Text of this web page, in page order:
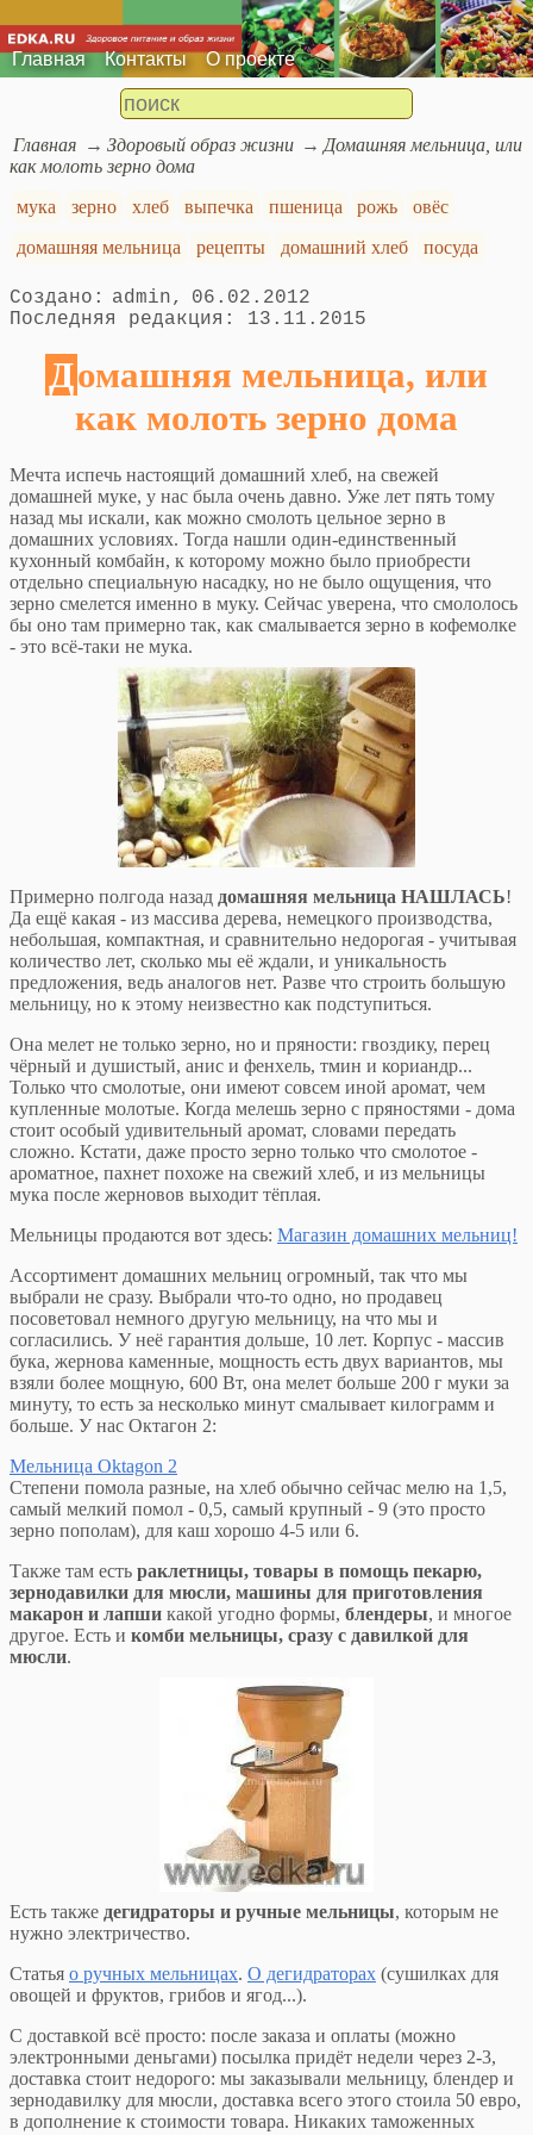
Главная Контакты О проекте
Главная Здоровый образ жизни
Домашняя мельница, или
как молоть зерно дома
мука
зерно хлеб выпечка пшеница рожь
овёс
домашняя мельница
рецепты домашний хлеб посуда
admin
06.02.2012
13.11.2015
Домашняя мельница, или
как молоть зерно дома
Мечта испечь настоящий домашний хлеб, на свежей
домашней муке, у нас была очень давно. Уже лет пять тому
назад мы искали, как можно смолоть цельное зерно в
домашних условиях. Тогда нашли один-единственный
кухонный комбайн, к которому можно было приобрести
отдельно специальную насадку, но не было ощущения, что
зерно смелется именно в муку. Сейчас уверена, что смололось
бы оно там примерно так, как смалывается зерно в кофемолке
- это всё-таки не мука.
Примерно полгода назад домашняя мельница НАШЛАСЬ!
Да ещё какая - из массива дерева, немецкого производства,
небольшая, компактная, и сравнительно недорогая - учитывая
количество лет, сколько мы её ждали, и уникальность
предложения, ведь аналогов нет. Разве что строить большую
мельницу, но к этому неизвестно как подступиться.
Она мелет не только зерно, но и пряности: гвоздику, перец
чёрный и душистый, анис и фенхель, тмин и кориандр...
Только что смолотые, они имеют совсем иной аромат, чем
купленные молотые. Когда мелешь зерно с пряностями - дома
стоит особый удивительный аромат, словами передать
сложно. Кстати, даже просто зерно только что смолотое -
ароматное, пахнет похоже на свежий хлеб, и из мельницы
мука после жерновов выходит тёплая.
Мельницы продаются вот здесь: Магазин домашних мельниц!
Ассортимент домашних мельниц огромный, так что мы
выбрали не сразу. Выбрали что-то одно, но продавец
посоветовал немного другую мельницу, на что мы и
согласились. У неё гарантия дольше, 10 лет. Корпус - массив
бука, жернова каменные, мощность есть двух вариантов, мы
взяли более мощную, 600 Вт, она мелет больше 200 г муки за
минуту, то есть за несколько минут смалывает килограмм и
больше. У нас Октагон 2:
Мельница Oktagon 2
Степени помола разные, на хлеб обычно сейчас мелю на 1,5,
самый мелкий помол - 0,5, самый крупный - 9 (это просто
зерно пополам), для каш хорошо 4-5 или 6.
Также там есть раклетницы, товары в помощь пекарю,
зернодавилки для мюсли, машины для приготовления
макарон и лапши какой угодно формы, блендеры, и многое
другое. Есть и комби мельницы, сразу с давилкой для
мюсли.
Есть также дегидраторы и ручные мельницы, которым не
нужно электричество.
Статья о ручных мельницах. О дегидраторах (сушилках для
овощей и фруктов, грибов и ягод...).
С доставкой всё просто: после заказа и оплаты (можно
электронными деньгами) посылка придёт недели через 2-3,
доставка стоит недорого: мы заказывали мельницу, блендер и
зернодавилку для мюсли, доставка всего этого стоила 50 евро,
в дополнение к стоимости товара. Никаких таможенных